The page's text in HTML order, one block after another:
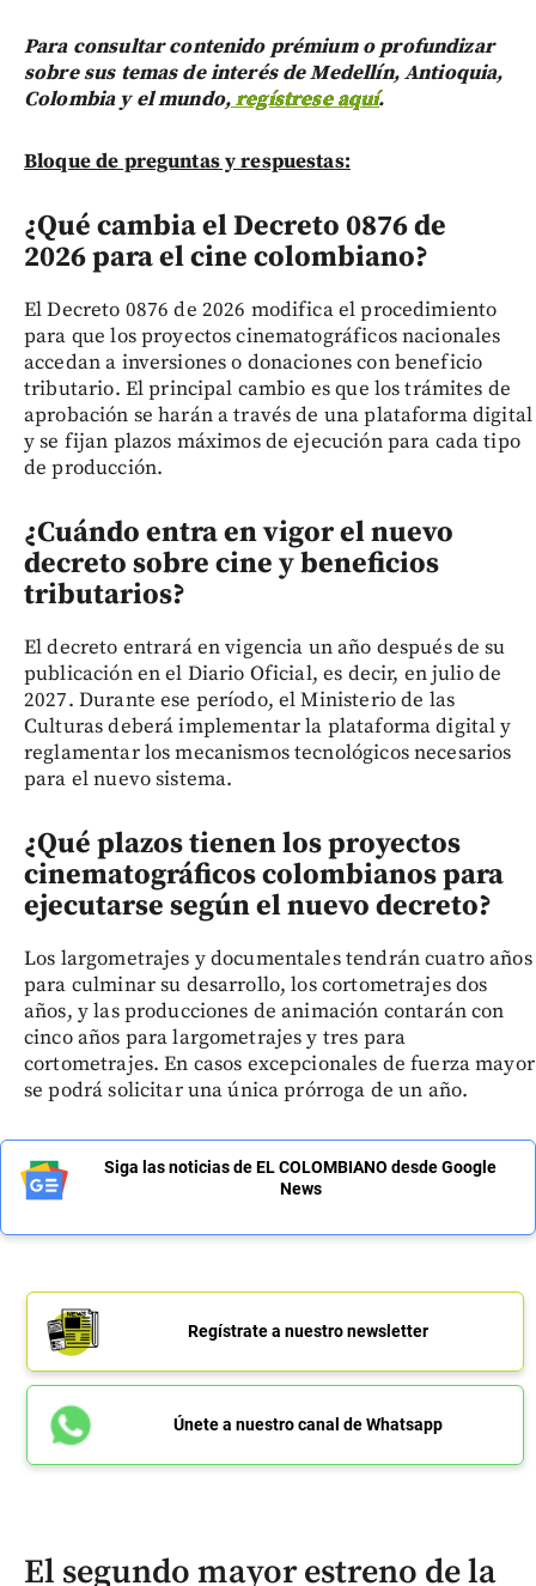
Para consultar contenido prémium o profundizar
sobre sus temas de interés de Medellín, Antioquia,
Colombia y el mundo,regístrese aquí.
Bloque de preguntas y respuestas:
¿Qué cambia el Decreto 0876 de
2026 para el cine colombiano?
El Decreto 0876 de 2026 modifica el procedimiento
para que los proyectos cinematográficos nacionales
accedan a inversiones o donaciones con beneficio
tributario. El principal cambio es que los trámites de
aprobación se harán a través de una plataforma digital
y se fijan plazos máximos de ejecución para cada tipo
de producción.
¿Cuándo entra en vigor el nuevo
decreto sobre cine y beneficios
tributarios?
El decreto entrará en vigencia un año después de su
publicación en el Diario Oficial, es decir, en julio de
2027. Durante ese período, el Ministerio de las
Culturas deberá implementar la plataforma digital y
reglamentar los mecanismos tecnológicos necesarios
para el nuevo sistema.
¿Qué plazos tienen los proyectos
cinematográficos colombianos para
ejecutarse según el nuevo decreto?
Los largometrajes y documentales tendrán cuatro años
para culminar su desarrollo, los cortometrajes dos
años, y las producciones de animación contarán con
cinco años para largometrajes y tres para
cortometrajes. En casos excepcionales de fuerza mayor
se podrá solicitar una única prórroga de un año.
Siga las noticias de EL COLOMBIANO desde Google
News
Regístrate a nuestro newsletter
Únete a nuestro canal de Whatsapp
El segundo mayor estreno de la